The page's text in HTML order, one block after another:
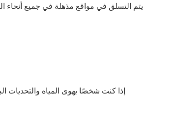
يتم التسلق في مواقع مذهلة في جميع أنحاء
إذا كنت شخصًا يهوى المياه والتحديات